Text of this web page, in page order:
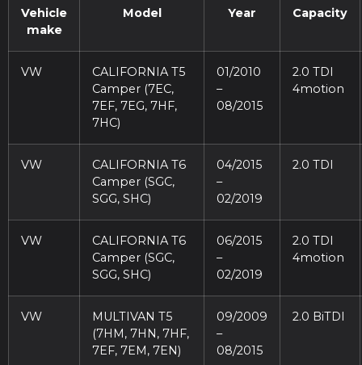
Vehicle
make
Model Year Capacity
VW
CALIFORNIA T5
Camper (7EC,
7EF, 7EG, 7HF,
7HC)
01/2010
–
08/2015
2.0 TDI
4motion
VW
CALIFORNIA T6
Camper (SGC,
SGG, SHC)
04/2015
–
02/2019
2.0 TDI
VW
CALIFORNIA T6
Camper (SGC,
SGG, SHC)
06/2015
–
02/2019
2.0 TDI
4motion
VW
MULTIVAN T5
(7HM, 7HN, 7HF,
7EF, 7EM, 7EN)
09/2009
–
08/2015
2.0 BiTDI